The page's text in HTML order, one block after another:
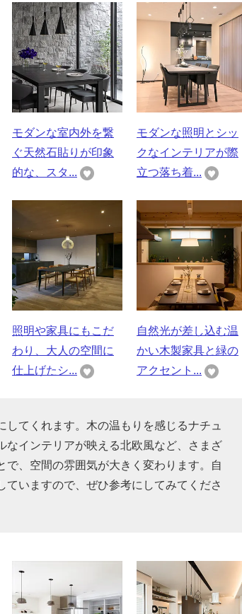
モダンな室内外を繋
ぐ天然石貼りが印象
的な、スタ...
モダンな照明とシッ
クなインテリアが際
立つ落ち着...
照明や家具にもこだ
わり、大人の空間に
仕上げたシ...
自然光が差し込む温
かい木製家具と緑の
アクセント...
てくれます。木の温もりを感じるナチュ
なインテリアが映える北欧風など、さまざ
、空間の雰囲気が大きく変わります。自
いますので、ぜひ参考にしてみてくださ